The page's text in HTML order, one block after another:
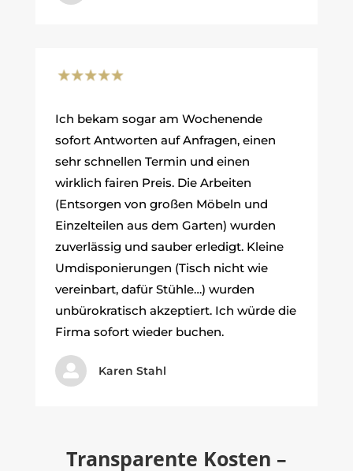
Ich bekam sogar am Wochenende
sofort Antworten auf Anfragen, einen
sehr schnellen Termin und einen
wirklich fairen Preis. Die Arbeiten
(Entsorgen von großen Möbeln und
Einzelteilen aus dem Garten) wurden
zuverlässig und sauber erledigt. Kleine
Umdisponierungen (Tisch nicht wie
vereinbart, dafür Stühle…) wurden
unbürokratisch akzeptiert. Ich würde die
Firma sofort wieder buchen.
 Karen Stahl
Transparente Kosten –